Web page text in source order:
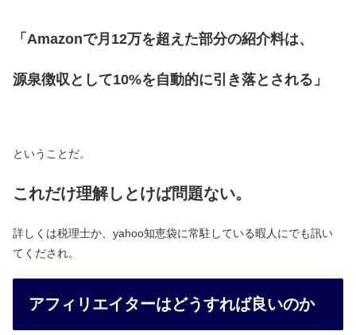
「Amazonで月12万を超えた部分の紹介料は、
源泉徴収として10%を自動的に引き落とされる」
ということだ。
これだけ理解しとけば問題ない。
詳しくは税理士か、yahoo知恵袋に常駐している暇人にでも訊い
てくだされ。
アフィリエイターはどうすれば良いのか